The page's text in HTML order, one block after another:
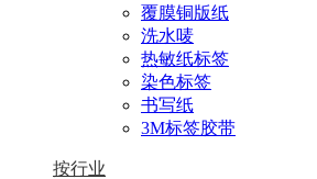
覆膜铜版纸
洗水唛
热敏纸标签
染色标签
书写纸
3M标签胶带
按行业